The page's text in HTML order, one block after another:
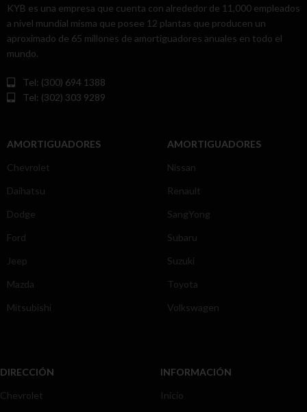
KYB es una empresa que cuenta con alrededor de 11,000 empleados
a nivel mundial misma que posee 12 plantas que producen un
aproximado de 65 millones de amortiguadores anuales en todo el
mundo.
Tel: (300) 694 1388
Tel: (302) 303 9289
AMORTIGUADORES
Chevrolet
Daihatsu
Dodge
Ford
Jeep
Mazda
Mitsubishi
AMORTIGUADORES
Nissan
Renault
SangYong
Subaru
Suzuki
Toyota
Volkswagen
DIRECCIÓN
Chevrolet
INFORMACIÓN
Inicio